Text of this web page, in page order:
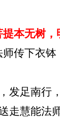
提本无树
传下衣
发足南行
走慧能法